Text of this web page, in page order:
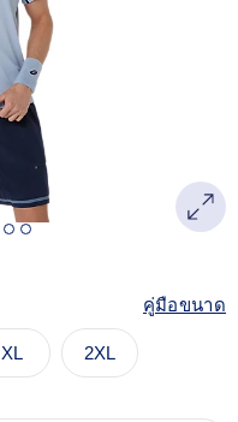
คู่มือขนาด
XL 2XL